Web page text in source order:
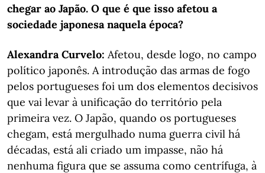
chegar ao Japão. O que é que isso afetou a
sociedade japonesa naquela época?
Alexandra Curvelo: Afetou, desde logo, no campo
político japonês. A introdução das armas de fogo
pelos portugueses foi um dos elementos decisivos
que vai levar à unificação do território pela
primeira vez. O Japão, quando os portugueses
chegam, está mergulhado numa guerra civil há
décadas, está ali criado um impasse, não há
nenhuma figura que se assuma como centrífuga, à